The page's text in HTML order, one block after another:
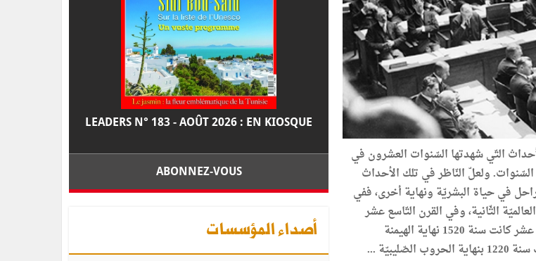
للتّذكير بأهمّ الأحداث التّي شهدتها السّنوات العشرون في
السّنوات. ولعلّ النّاظر في تلك الأحداث
في حياة البشريّة ونهاية أخرى، ففي
الحرب العالميّة الثّانية، وفي القرن التّاسع عشر
عرفت سنة 1820 نهاية الاستعمار الانقليزي لأمريكا، وفي القرن السّادس عشر كانت سنة 1520 نهاية الهيمنة
...
LEADERS N° 183 - AOÛT 2026 : EN KIOSQUE
ABONNEZ-VOUS
أصداء المؤسسات